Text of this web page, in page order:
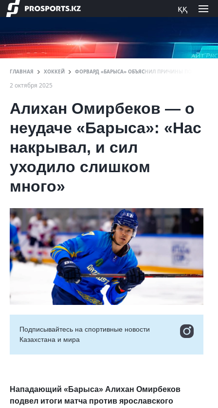
ққ
ГЛАВНАЯ ХОККЕЙ ФОРВАРД «БАРЫСА» ОБЪЯСНИЛ ПРИЧИНЫ
2 октября 2025
Алихан Омирбеков — о
неудаче «Барыса»: «Нас
накрывал, и сил
уходило слишком
много»
Подписывайтесь на cпортивные новости
Казахстана и мира
Нападающий «Барыса» Алихан Омирбеков
подвел итоги матча против ярославского